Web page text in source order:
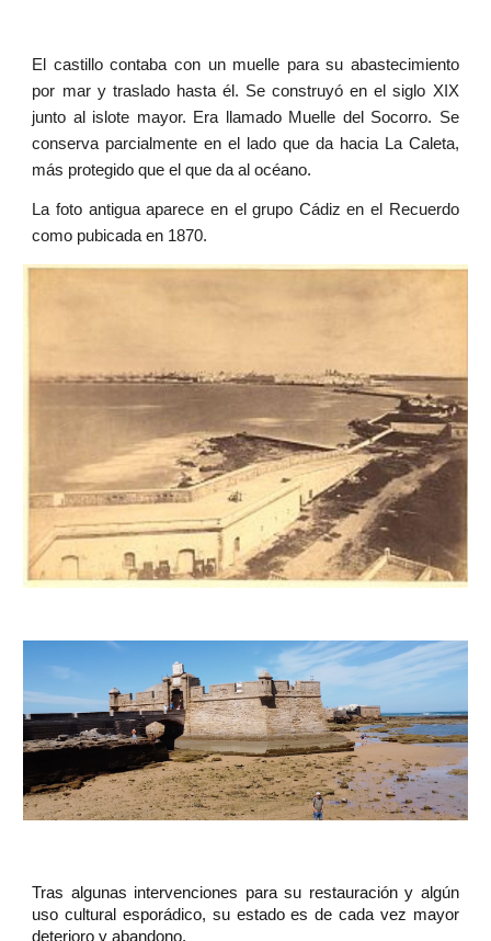
El castillo contaba con un muelle para su abastecimiento
por mar y traslado hasta él. Se construyó en el siglo XIX
junto al islote mayor. Era llamado Muelle del Socorro. Se
conserva parcialmente en el lado que da hacia La Caleta,
más protegido que el que da al océano.
La foto antigua aparece en el grupo Cádiz en el Recuerdo
como pubicada en 1870.
Tras algunas intervenciones para su restauración y algún
uso cultural esporádico, su estado es de cada vez mayor
deterioro y abandono.